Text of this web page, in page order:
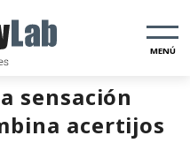
MENÚ
sensación
acertijos